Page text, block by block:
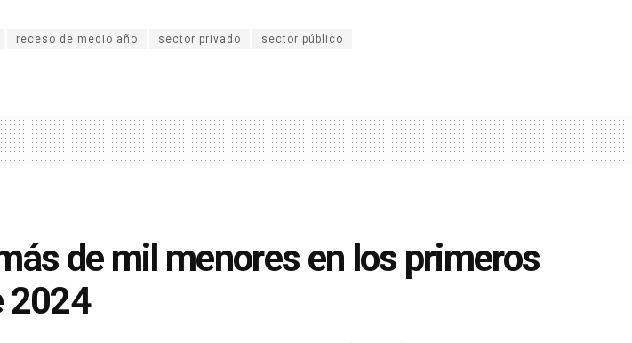
receso de medio año sector privado sector público
de mil menores en los primeros
2024